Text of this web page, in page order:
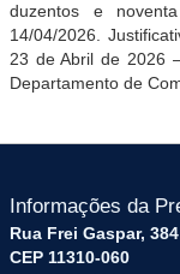
duzentos e
14/04/2026.
23 de Abril de 2026
Departamento de
Informações da
Rua Frei Gaspar,
CEP 11310-060